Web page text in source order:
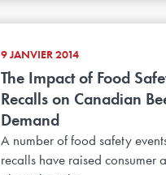
9 JANVIER 2014
The Impact of Food
Recalls on Canadian
Demand
A number of food safety
recalls have raised consumer